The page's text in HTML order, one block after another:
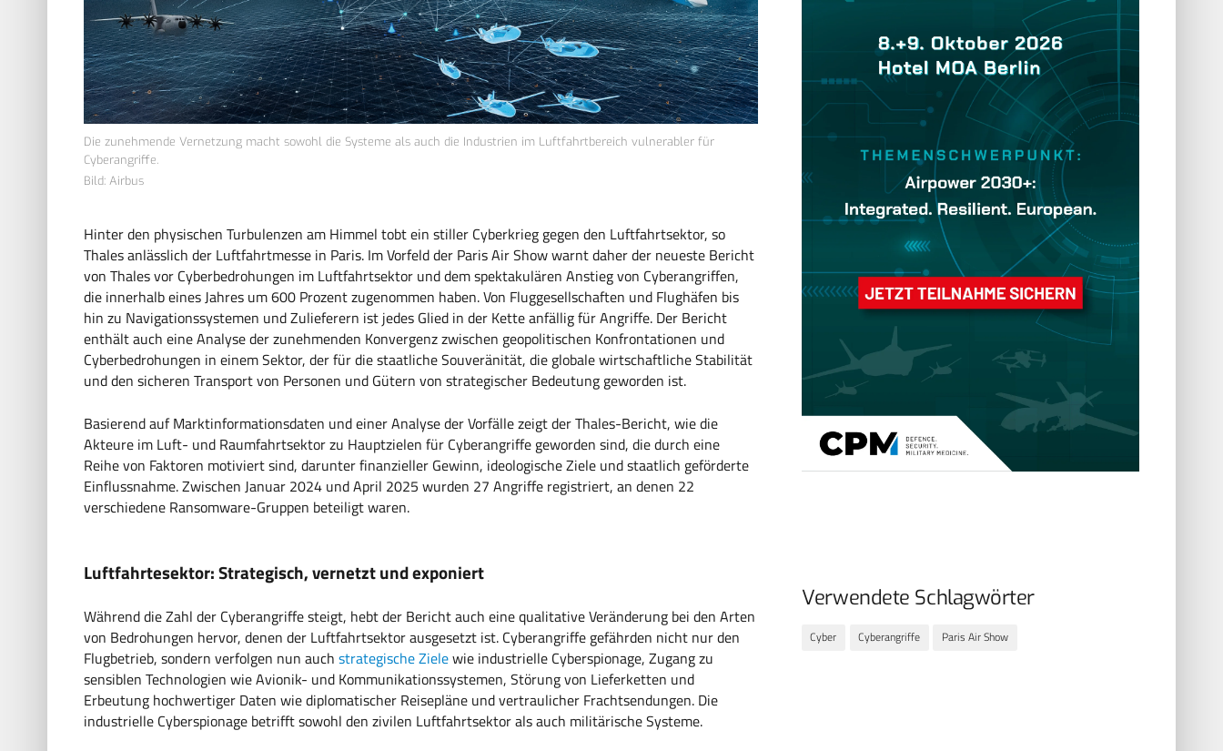
Die zunehmende Vernetzung macht sowohl die Systeme als auch die Industrien im Luftfahrtbereich vulnerabler für
Cyberangriffe.
Bild: Airbus
Hinter den physischen Turbulenzen am Himmel tobt ein stiller Cyberkrieg gegen den Luftfahrtsektor, so
Thales anlässlich der Luftfahrtmesse in Paris. Im Vorfeld der Paris Air Show warnt daher der neueste Bericht
von Thales vor Cyberbedrohungen im Luftfahrtsektor und dem spektakulären Anstieg von Cyberangriffen,
die innerhalb eines Jahres um 600 Prozent zugenommen haben. Von Fluggesellschaften und Flughäfen bis
hin zu Navigationssystemen und Zulieferern ist jedes Glied in der Kette anfällig für Angriffe. Der Bericht
enthält auch eine Analyse der zunehmenden Konvergenz zwischen geopolitischen Konfrontationen und
Cyberbedrohungen in einem Sektor, der für die staatliche Souveränität, die globale wirtschaftliche Stabilität
und den sicheren Transport von Personen und Gütern von strategischer Bedeutung geworden ist.
Basierend auf Marktinformationsdaten und einer Analyse der Vorfälle zeigt der Thales-Bericht, wie die
Akteure im Luft- und Raumfahrtsektor zu Hauptzielen für Cyberangriffe geworden sind, die durch eine
Reihe von Faktoren motiviert sind, darunter finanzieller Gewinn, ideologische Ziele und staatlich geförderte
Einflussnahme. Zwischen Januar 2024 und April 2025 wurden 27 Angriffe registriert, an denen 22
verschiedene Ransomware-Gruppen beteiligt waren.
Luftfahrtesektor: Strategisch, vernetzt und exponiert
Während die Zahl der Cyberangriffe steigt, hebt der Bericht auch eine qualitative Veränderung bei den Arten
von Bedrohungen hervor, denen der Luftfahrtsektor ausgesetzt ist. Cyberangriffe gefährden nicht nur den
Flugbetrieb, sondern verfolgen nun auch strategische Zielewie industrielle Cyberspionage, Zugang zu
sensiblen Technologien wie Avionik- und Kommunikationssystemen, Störung von Lieferketten und
Erbeutung hochwertiger Daten wie diplomatischer Reisepläne und vertraulicher Frachtsendungen. Die
industrielle Cyberspionage betrifft sowohl den zivilen Luftfahrtsektor als auch militärische Systeme.
Verwendete Schlagwörter
Cyber Cyberangriffe Paris Air Show